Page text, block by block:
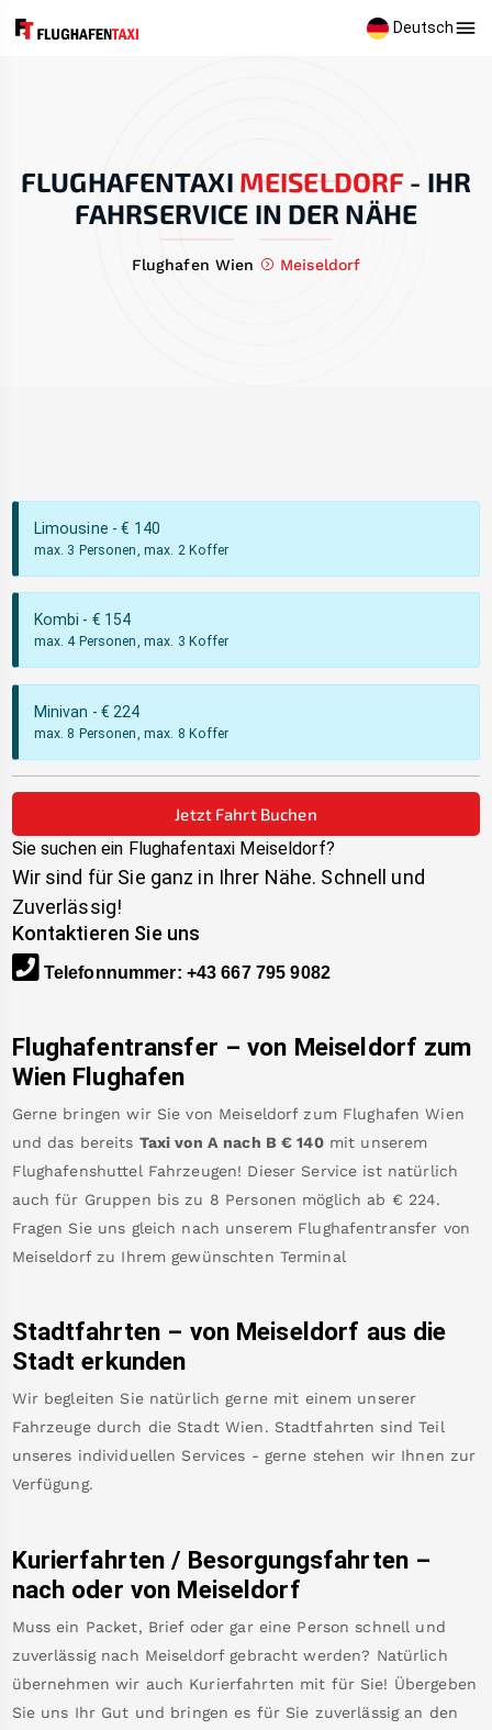
Deutsch
FLUGHAFENTAXI MEISELDORF - IHR
FAHRSERVICE IN DER NÄHE
Flughafen Wien Meiseldorf
Limousine - € 140
max. 3 Personen, max. 2 Koffer
Kombi - € 154
max. 4 Personen, max. 3 Koffer
Minivan - € 224
max. 8 Personen, max. 8 Koffer
Jetzt Fahrt Buchen
Sie suchen ein Flughafentaxi Meiseldorf?
Wir sind für Sie ganz in Ihrer Nähe. Schnell und
Zuverlässig!
Kontaktieren Sie uns
Telefonnummer: +43 667 795 9082
Flughafentransfer – von Meiseldorf zum
Wien Flughafen
Gerne bringen wir Sie von Meiseldorf zum Flughafen Wien
und das bereits Taxi von A nach B €140 mit unserem
Flughafenshuttel Fahrzeugen! Dieser Service ist natürlich
auch für Gruppen bis zu 8 Personen möglich ab € 224.
Fragen Sie uns gleich nach unserem Flughafentransfer von
Meiseldorf zu Ihrem gewünschten Terminal
Stadtfahrten – von Meiseldorf aus die
Stadt erkunden
Wir begleiten Sie natürlich gerne mit einem unserer
Fahrzeuge durch die Stadt Wien. Stadtfahrten sind Teil
unseres individuellen Services - gerne stehen wir Ihnen zur
Verfügung.
Kurierfahrten / Besorgungsfahrten –
nach oder von Meiseldorf
Muss ein Packet, Brief oder gar eine Person schnell und
zuverlässig nach Meiseldorf gebracht werden? Natürlich
übernehmen wir auch Kurierfahrten mit für Sie! Übergeben
Sie uns Ihr Gut und bringen es für Sie zuverlässig an den